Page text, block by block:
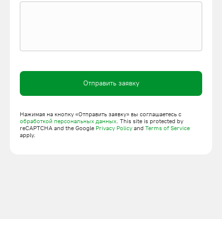
монтажу, пуско-наладке и обслуживанию оборудования.
Отправить заявку
Нажимая на кнопку «Отправить заявку» вы соглашаетесь с
обработкой персональных данных. This site is protected by
reCAPTCHA and the Google Privacy Policy and Terms of Service
apply.